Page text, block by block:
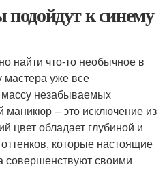
подойдут к синему
найти что-то необычное в
мастера уже все
незабываемых
– это исключение из
цвет обладает глубиной и
которые настоящие
совершенствуют своими